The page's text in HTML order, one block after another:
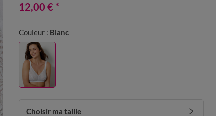
12,00 € *
Couleur : Blanc
Choisir ma taille